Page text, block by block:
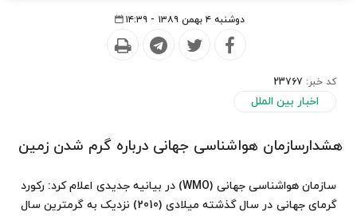
دوشنبه ۴ بهمن ۱۳۸۹ - ۱۴:۳۹
کد خبر: 23767
اخبار بین الملل
هشدارسازمان هواشناسی جهانی درباره گرم شدن زمین
سازمان هواشناسی جهانی (WMO) در بیانیه جدیدی اعلام کرد: رکورد
گرمای جهانی در سال گذشته میلادی (2010) نزدیک به گرمترین سال